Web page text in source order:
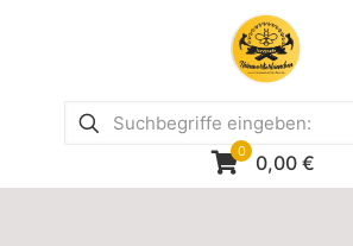
0 0,00 €